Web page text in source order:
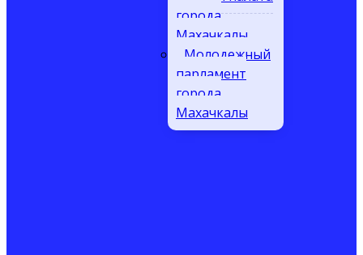
города
Махачкалы
Молодежный
парламент
города
Махачкалы